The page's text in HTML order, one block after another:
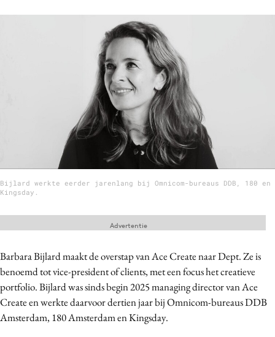
9 sept: GenAI-training
12 nov: MarketingLive!
Adverteren
Events
Partners
Topics
Artificial Intelligence
Bijlard werkte eerder jarenlang bij Omnicom-bureaus DDB, 180 en
Kingsday.
Barbara Bijlard maakt de overstap van Ace Create naar Dept. Ze is
benoemd tot vice-president of clients, met een focus het creatieve
portfolio. Bijlard was sinds begin 2025 managing director van Ace
Create en werkte daarvoor dertien jaar bij Omnicom-bureaus DDB
Amsterdam, 180 Amsterdam en Kingsday.
Advertentie